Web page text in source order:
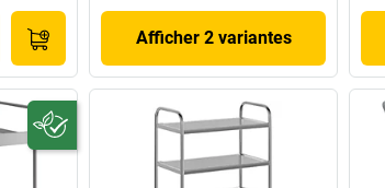
Afficher 2 variantes